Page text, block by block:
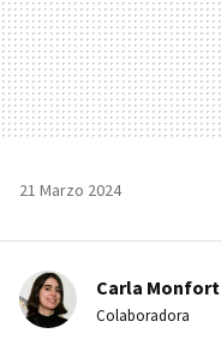
21 Marzo 2024
Carla Monfort
Colaboradora